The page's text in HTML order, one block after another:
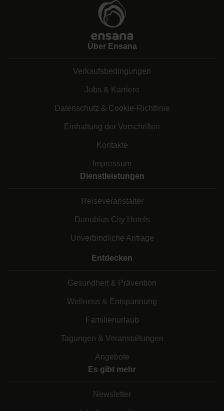
Über Ensana
Verkaufsbedingungen
Jobs & Karriere
Datenschutz & Cookie-Richtlinie
Einhaltung der Vorschriften
Kontakte
Impressum
Dienstleistungen
Reiseveranstalter
Danubius City Hotels
Unverbindliche Anfrage
Entdecken
Gesundheit & Prävention
Wellness & Entspannung
Familienurlaub
Tagungen & Veranstaltungen
Angebote
Es gibt mehr
Newsletter